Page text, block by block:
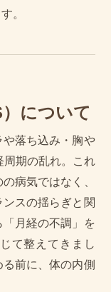
。
について
落ち込み・胸や
周期の乱れ。これ
病気ではなく、
スの揺らぎと関
月経の不調」を
て整えてきまし
前に、体の内側